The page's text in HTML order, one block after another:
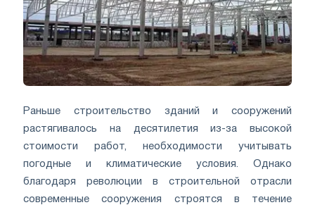
Раньше строительство зданий и сооружений
растягивалось на десятилетия из-за высокой
стоимости работ, необходимости учитывать
погодные и климатические условия. Однако
благодаря революции в строительной отрасли
современные сооружения строятся в течение